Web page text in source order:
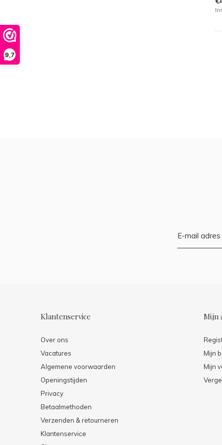
9,7
Klantenservice
Over ons
Vacatures
Algemene voorwaarden
Openingstijden
Privacy
Betaalmethoden
Verzenden & retourneren
Klantenservice
Mijn
Mijn
Mijn